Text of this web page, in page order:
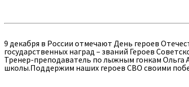
9 декабря в России отмечают День героев
государственных наград – званий Героев
Тренер-преподаватель по лыжным гонкам Ольга
школы.Поддержим наших героев СВО своими